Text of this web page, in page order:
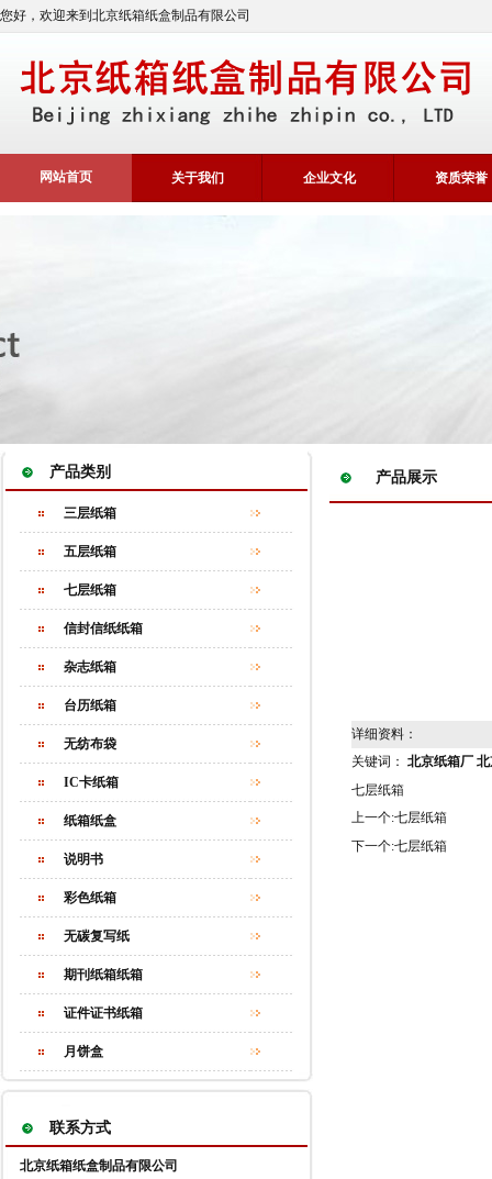
您好，欢迎来到北京纸箱纸盒制品有限公司
网站首页 关于我们 企业文化 资质荣誉
产品类别
三层纸箱
五层纸箱
七层纸箱
信封信纸纸箱
杂志纸箱
台历纸箱
无纺布袋
IC卡纸箱
纸箱纸盒
说明书
彩色纸箱
无碳复写纸
期刊纸箱纸箱
证件证书纸箱
月饼盒
联系方式
北京纸箱纸盒制品有限公司
产品展示
详细资料：
关键词： 北京纸箱厂
七层纸箱
上一个:七层纸箱
下一个:七层纸箱